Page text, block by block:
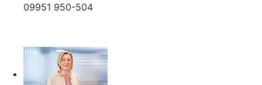
09951 950-504